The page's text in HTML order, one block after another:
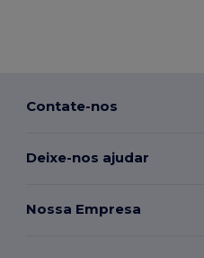
Contate-nos
Deixe-nos ajudar
Nossa Empresa